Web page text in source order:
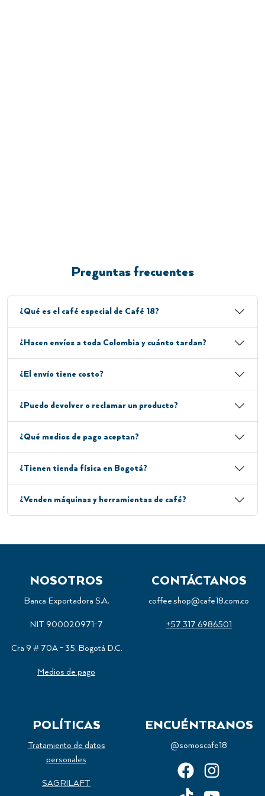
Preguntas frecuentes
¿Qué es el café especial de Café 18?
¿Hacen envíos a toda Colombia y cuánto tardan?
¿El envío tiene costo?
¿Puedo devolver o reclamar un producto?
¿Qué medios de pago aceptan?
¿Tienen tienda física en Bogotá?
¿Venden máquinas y herramientas de café?
NOSOTROS
Banca Exportadora S.A.
NIT 900020971-7
Cra 9 # 70A - 35, Bogotá D.C.
Medios de pago
CONTÁCTANOS
coffee.shop@cafe18.com.co
+57 317 6986501
POLÍTICAS
Tratamiento de datos
personales
SAGRILAFT
ENCUÉNTRANOS
@somoscafe18